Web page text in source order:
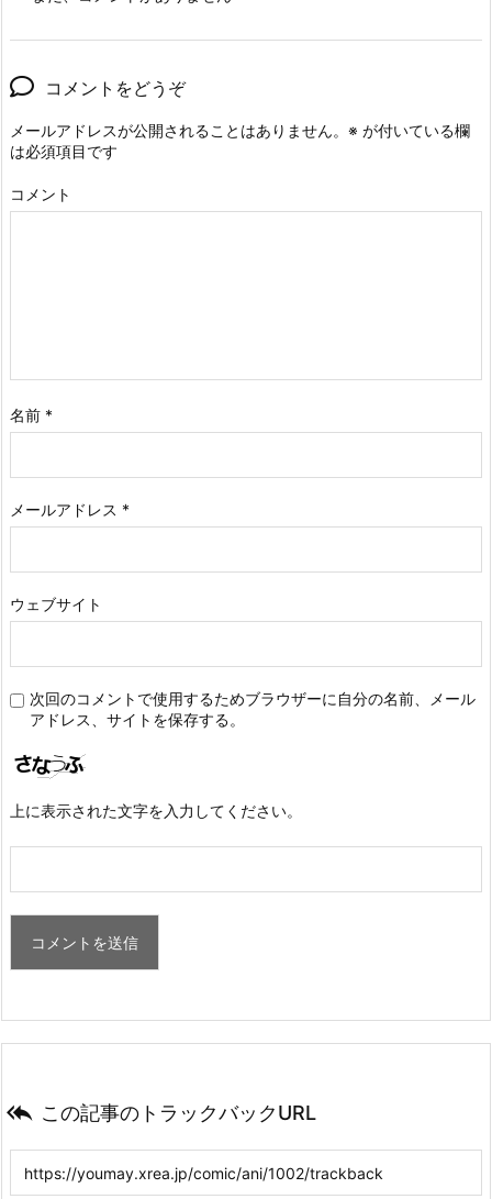
コメントをどうぞ
メールアドレスが公開されることはありません。 ※ が付いている欄
は必須項目です
コメント
名前 *
メールアドレス *
ウェブサイト
次回のコメントで使用するためブラウザーに自分の名前、メール
アドレス、サイトを保存する。
上に表示された文字を入力してください。
 この記事のトラックバックURL